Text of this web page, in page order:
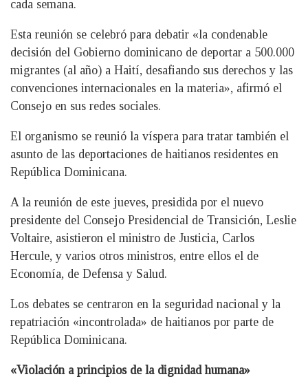
cada semana.
Esta reunión se celebró para debatir «la condenable
decisión del Gobierno dominicano de deportar a 500.000
migrantes (al año) a Haití, desafiando sus derechos y las
convenciones internacionales en la materia», afirmó el
Consejo en sus redes sociales.
El organismo se reunió la víspera para tratar también el
asunto de las deportaciones de haitianos residentes en
República Dominicana.
A la reunión de este jueves, presidida por el nuevo
presidente del Consejo Presidencial de Transición, Leslie
Voltaire, asistieron el ministro de Justicia, Carlos
Hercule, y varios otros ministros, entre ellos el de
Economía, de Defensa y Salud.
Los debates se centraron en la seguridad nacional y la
repatriación «incontrolada» de haitianos por parte de
República Dominicana.
«Violación a principios de la dignidad humana»